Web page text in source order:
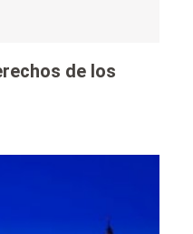
de los